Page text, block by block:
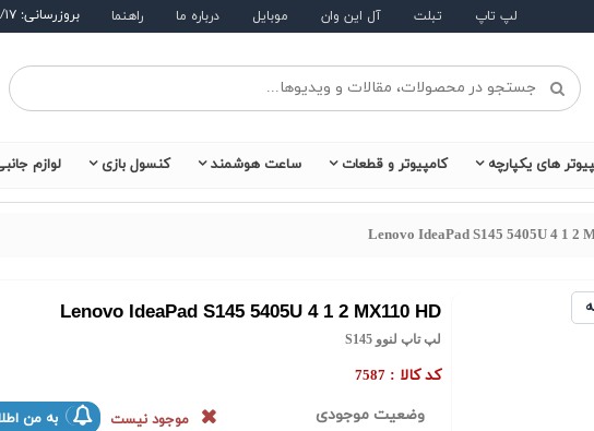
لپ تاپ تبلت آل این وان موبایل درباره ما راهنما بروزرسانی: ۱۴۰۵/۵/۱۷
های یکپارچه کامپیوتر و قطعات ساعت هوشمند کنسول بازی لوازم
Lenovo IdeaPad S145 5405U 4 1 2
Lenovo IdeaPad S145 5405U 4 1 2 MX110 HD
لپ تاپ لنوو S145
کد کالا :7587
وضعیت موجودی موجود نیست به من